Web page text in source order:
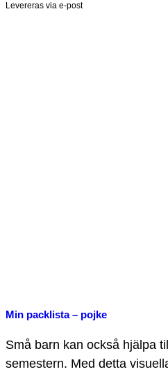
Levereras via e-post
Min packlista – pojke
Små barn kan också hjälpa
semestern. Med detta